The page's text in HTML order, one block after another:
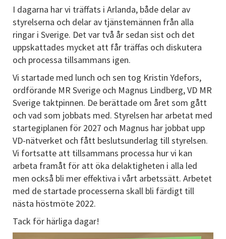
I dagarna har vi träffats i Arlanda, både delar av
styrelserna och delar av tjänstemännen från alla
ringar i Sverige. Det var två år sedan sist och det
uppskattades mycket att får träffas och diskutera
och processa tillsammans igen.
Vi startade med lunch och sen tog Kristin Ydefors,
ordförande MR Sverige och Magnus Lindberg, VD MR
Sverige taktpinnen. De berättade om året som gått
och vad som jobbats med. Styrelsen har arbetat med
startegiplanen för 2027 och Magnus har jobbat upp
VD-nätverket och fått beslutsunderlag till styrelsen.
Vi fortsatte att tillsammans processa hur vi kan
arbeta framåt för att öka delaktigheten i alla led
men också bli mer effektiva i vårt arbetssätt. Arbetet
med de startade processerna skall bli färdigt till
nästa höstmöte 2022.
Tack för härliga dagar!